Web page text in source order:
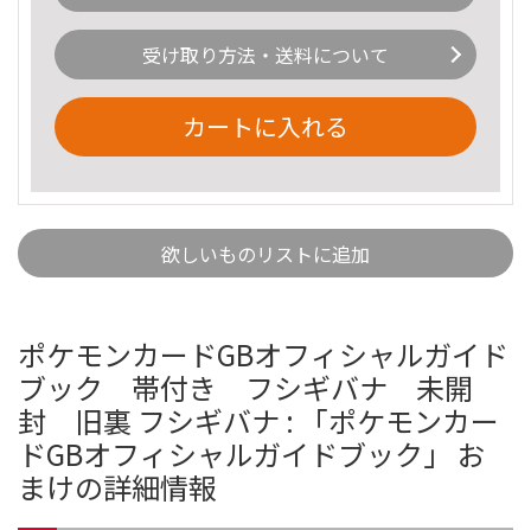
受け取り方法・送料について
カートに入れる
欲しいものリストに追加
ポケモンカードGBオフィシャルガイド
ブック 帯付き フシギバナ 未開
封 旧裏 フシギバナ : 「ポケモンカー
ドGBオフィシャルガイドブック」 お
まけの詳細情報